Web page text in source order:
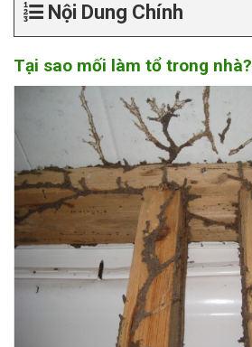
Nội Dung Chính
Tại sao mối làm tổ trong nhà?